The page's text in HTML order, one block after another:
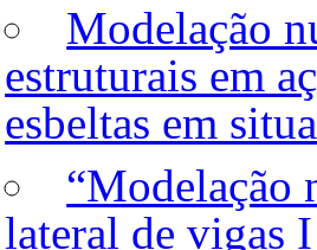
Modelação
estruturais em
esbeltas em
“Modelação
lateral de vigas